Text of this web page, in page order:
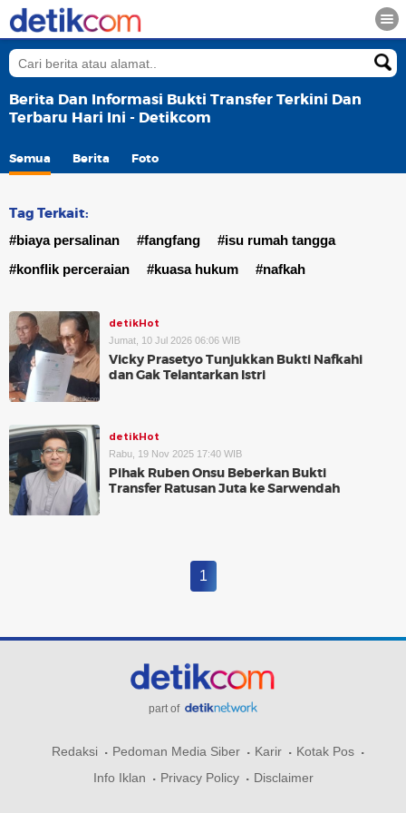
Berita Dan Informasi Bukti Transfer Terkini Dan
Terbaru Hari Ini - Detikcom
Semua Berita Foto
Tag Terkait:
#biaya persalinan #fangfang
#isu rumah tangga
#konflik perceraian
#kuasa hukum #nafkah
detikHot
Jumat, 10 Jul 2026 06:06 WIB
Vicky Prasetyo Tunjukkan Bukti Nafkahi
dan Gak Telantarkan Istri
detikHot
Rabu, 19 Nov 2025 17:40 WIB
Pihak Ruben Onsu Beberkan Bukti
Transfer Ratusan Juta ke Sarwendah
1
part of
Redaksi Pedoman Media Siber Karir
Kotak Pos
Info Iklan
Privacy Policy Disclaimer